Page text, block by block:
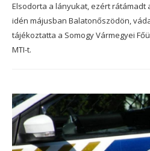
Elsodorta a lányukat, ezért
idén májusban Balatonőszödön,
tájékoztatta a Somogy Vármegyei
MTI-t.